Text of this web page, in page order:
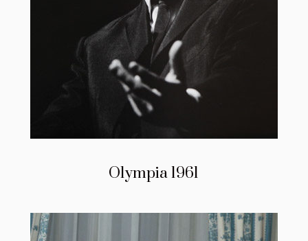
Olympia 1961